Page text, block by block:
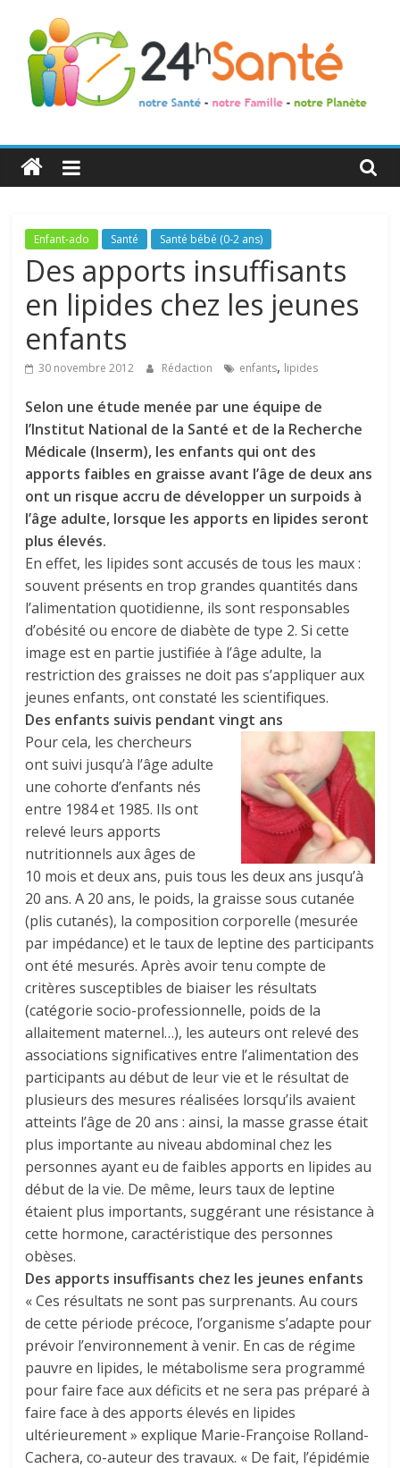
24h
Santé
La
santé
toute
famille
Enfant-ado Santé Santé bébé (0-2 ans)
Des apports insuffisants
en lipides chez les jeunes
enfants
30 novembre 2012 Rédaction enfants, lipides
Selon une étude menée par une équipe de
l’Institut National de la Santé et de la Recherche
Médicale (Inserm), les enfants qui ont des
apports faibles en graisse avant l’âge de deux ans
ont un risque accru de développer un surpoids à
l’âge adulte, lorsque les apports en lipides seront
plus élevés.
En effet, les lipides sont accusés de tous les maux :
souvent présents en trop grandes quantités dans
l’alimentation quotidienne, ils sont responsables
d’obésité ou encore de diabète de type 2. Si cette
image est en partie justifiée à l’âge adulte, la
restriction des graisses ne doit pas s’appliquer aux
jeunes enfants, ont constaté les scientifiques.
Des enfants suivis pendant vingt ans
Pour cela, les chercheurs
ont suivi jusqu’à l’âge adulte
une cohorte d’enfants nés
entre 1984 et 1985. Ils ont
relevé leurs apports
nutritionnels aux âges de
10 mois et deux ans, puis tous les deux ans jusqu’à
20 ans. A 20 ans, le poids, la graisse sous cutanée
(plis cutanés), la composition corporelle (mesurée
par impédance) et le taux de leptine des participants
ont été mesurés. Après avoir tenu compte de
critères susceptibles de biaiser les résultats
(catégorie socio-professionnelle, poids de la
allaitement maternel…), les auteurs ont relevé des
associations significatives entre l’alimentation des
participants au début de leur vie et le résultat de
plusieurs des mesures réalisées lorsqu’ils avaient
atteints l’âge de 20 ans : ainsi, la masse grasse était
plus importante au niveau abdominal chez les
personnes ayant eu de faibles apports en lipides au
début de la vie. De même, leurs taux de leptine
étaient plus importants, suggérant une résistance à
cette hormone, caractéristique des personnes
obèses.
Des apports insuffisants chez les jeunes enfants
« Ces résultats ne sont pas surprenants. Au cours
de cette période précoce, l’organisme s’adapte pour
prévoir l’environnement à venir. En cas de régime
pauvre en lipides, le métabolisme sera programmé
pour faire face aux déficits et ne sera pas préparé à
faire face à des apports élevés en lipides
ultérieurement » explique Marie-Françoise Rolland-
Cachera, co-auteur des travaux. « De fait, l’épidémie